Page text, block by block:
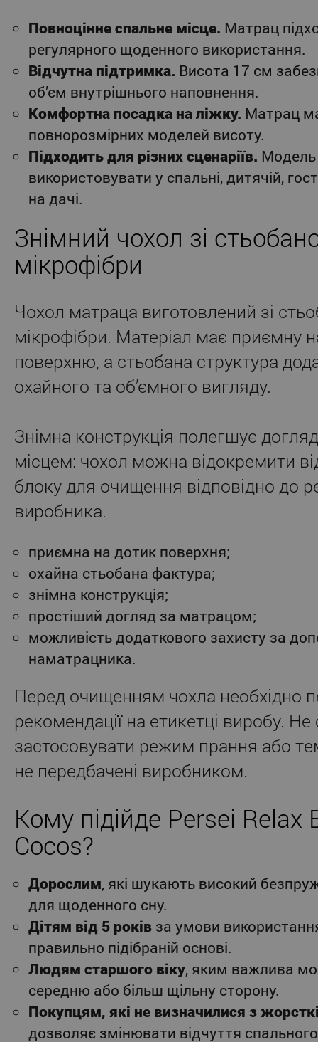
Повноцінне спальне місце. Матрац
регулярного щоденного використання.
Відчутна підтримка. Висота 17 см
об’єм внутрішнього наповнення.
Комфортна посадка на ліжку. Матрац
повнорозмірних моделей висоту.
Підходить для різних сценаріїв.
використовувати у спальні, дитячій,
на дачі.
Знімний чохол зі
мікрофібри
Чохол матраца виготовлений зі
мікрофібри. Матеріал має приємну
поверхню, а стьобана структура
охайного та об’ємного вигляду.
Знімна конструкція полегшує
місцем: чохол можна відокремити
блоку для очищення відповідно до
виробника.
приємна на дотик поверхня;
охайна стьобана фактура;
знімна конструкція;
простіший догляд за матрацом;
можливість додаткового захисту за
наматрацника.
Перед очищенням чохла необхідно
рекомендації на етикетці виробу. Не
застосовувати режим прання або
не передбачені виробником.
Кому підійде Persei Relax
Cocos?
Дорослим, які шукають високий
для щоденного сну.
Дітям від 5 років за умови
правильно підібраній основі.
Людям старшого віку, яким важлива
середню або більш щільну сторону.
Покупцям, які не визначилися з
дозволяє змінювати відчуття